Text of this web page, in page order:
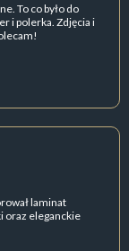
To co było do
i polerka. Zdjęcia i
laminat
oraz eleganckie